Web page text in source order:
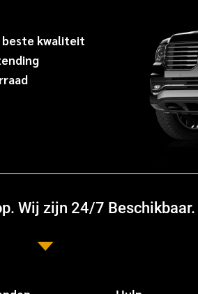
beste kwaliteit
Wij zijn 24/7 Beschikbaar.